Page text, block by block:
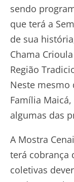
sendo
que terá a
de sua
Chama
Região
Neste mesmo
Família
algumas das
A Mostra
terá cobrança
coletivas